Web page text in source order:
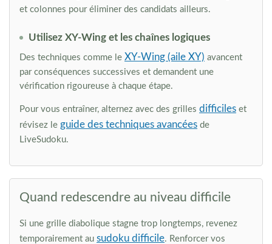
et colonnes pour éliminer des candidats ailleurs.
Utilisez XY-Wing et les chaînes logiques
Des techniques comme le XY-Wing (aile XY) avancent
par conséquences successives et demandent une
vérification rigoureuse à chaque étape.
Pour vous entraîner, alternez avec des grilles difficiles et
révisez le guide des techniques avancées de
LiveSudoku.
Quand redescendre au niveau difficile
Si une grille diabolique stagne trop longtemps, revenez
temporairement au sudoku difficile. Renforcer vos